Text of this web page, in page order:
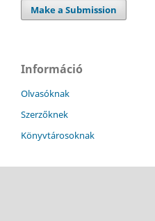
Make a Submission
Információ
Olvasóknak
Szerzőknek
Könyvtárosoknak